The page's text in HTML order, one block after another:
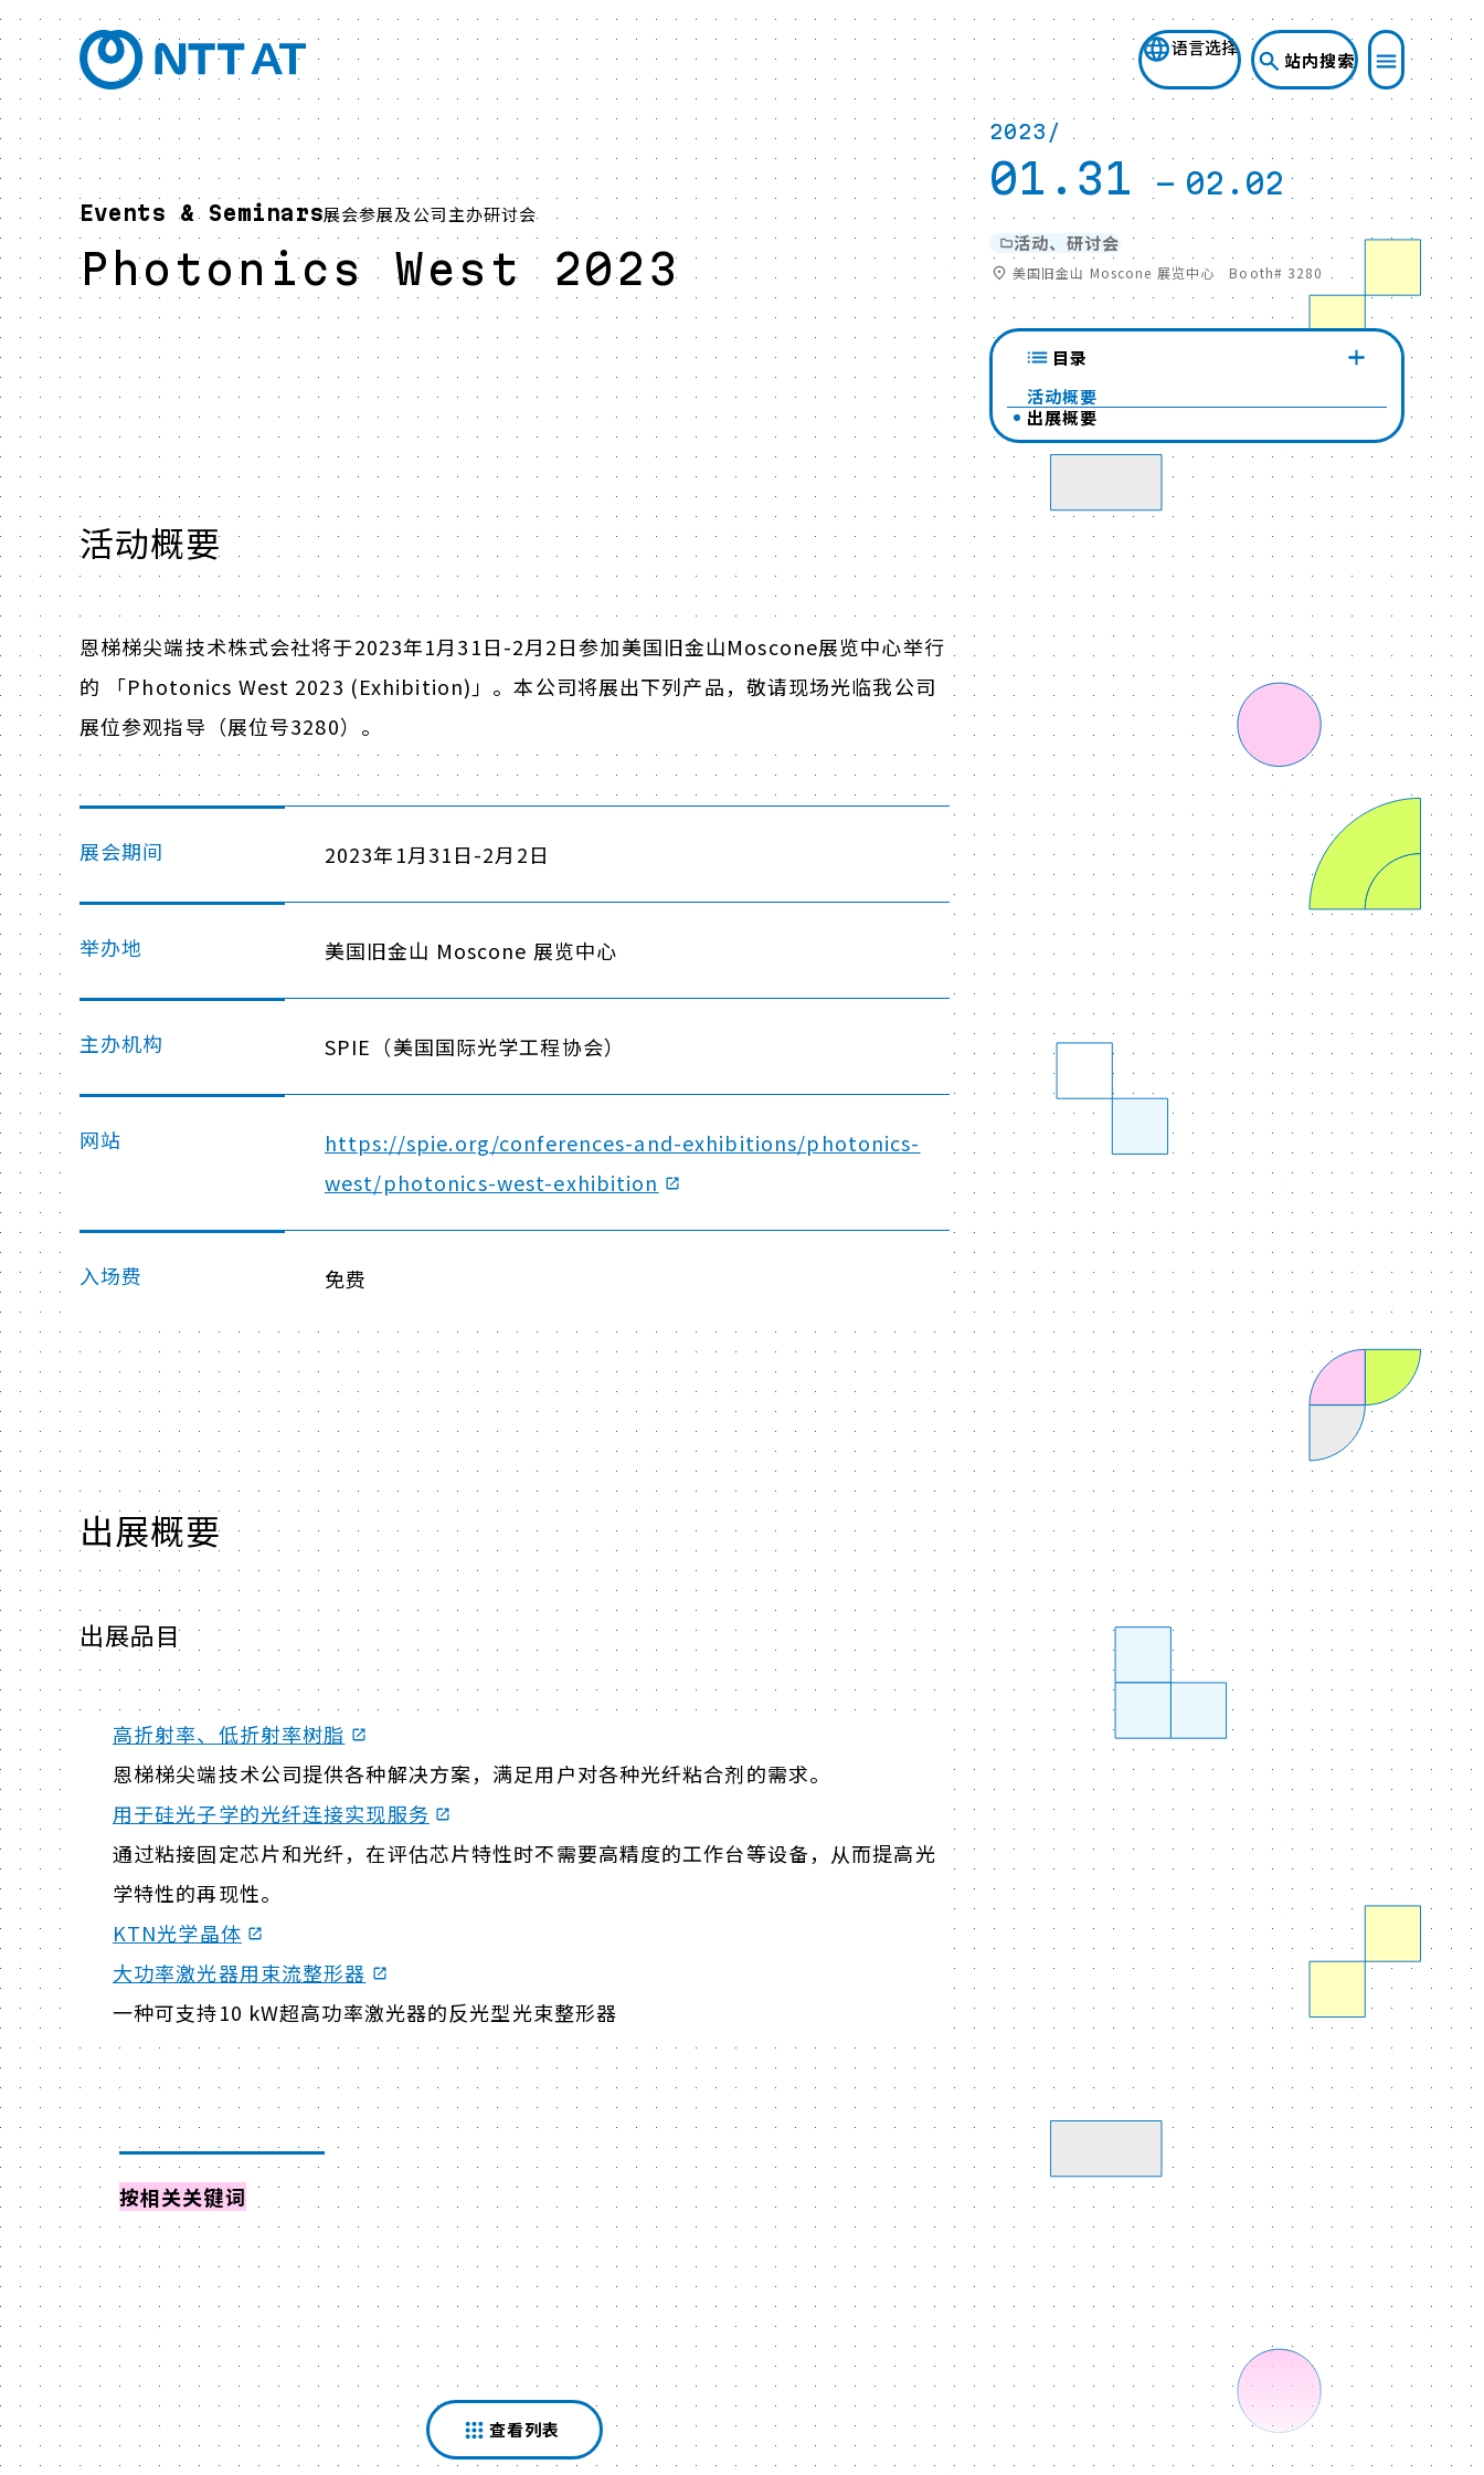
语言选择
站内搜索
Events & Seminars展会参展及公司主办研讨会
Photonics West 2023
活动概要
恩梯梯尖端技术株式会社将于2023年1月31日-2月2日参加美国旧金山Moscone展览中心举行
的 「Photonics West 2023 (Exhibition)」。本公司将展出下列产品，敬请现场光临我公司
展位参观指导（展位号3280）。
展会期间 2023年1月31日-2月2日
举办地 美国旧金山 Moscone 展览中心
主办机构 SPIE（美国国际光学工程协会）
网站
https://spie.org/conferences-and-exhibitions/photonics-
west/photonics-west-exhibition
入场费 免费
出展概要
出展品目
高折射率、低折射率树脂
恩梯梯尖端技术公司提供各种解决方案，满足用户对各种光纤粘合剂的需求。
用于硅光子学的光纤连接实现服务
通过粘接固定芯片和光纤，在评估芯片特性时不需要高精度的工作台等设备，从而提高光
学特性的再现性。
KTN光学晶体
大功率激光器用束流整形器
一种可支持10 kW超高功率激光器的反光型光束整形器
按相关关键词 查找活动・研讨会
查看列表
2023/
01.31 - 02.02
活动、研讨会
美国旧金山 Moscone 展览中心 Booth# 3280
目录
活动概要
出展概要